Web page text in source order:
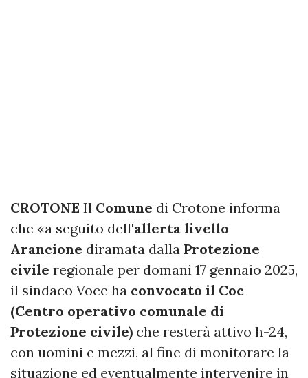
CROTONE Il Comune di Crotone informa
che «a seguito dell'allerta livello
Arancione diramata dalla Protezione
civile regionale per domani 17 gennaio 2025,
il sindaco Voce ha convocato il Coc
(Centro operativo comunale di
Protezione civile) che resterà attivo h-24,
con uomini e mezzi, al fine di monitorare la
situazione ed eventualmente intervenire in